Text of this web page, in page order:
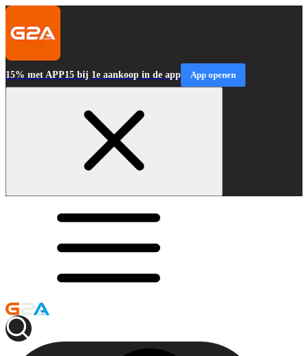
15% met APP15 bij 1e aankoop in de app App openen